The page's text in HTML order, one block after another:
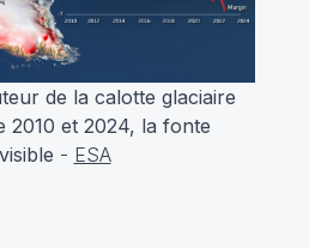
de la calotte glaciaire
2010 et 2024, la fonte
- ESA